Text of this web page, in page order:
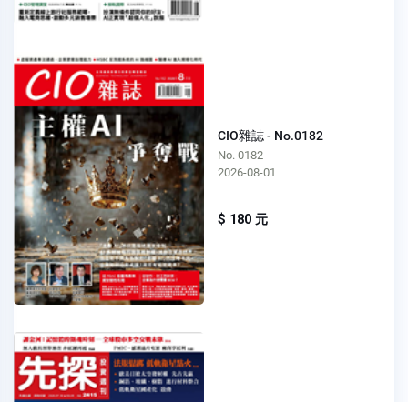
CIO雜誌 - No.0182
No. 0182
2026-08-01
$ 180 元